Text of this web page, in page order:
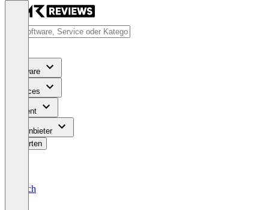
Software
Services
Content
Für Anbieter
Bewerten
Deutsch